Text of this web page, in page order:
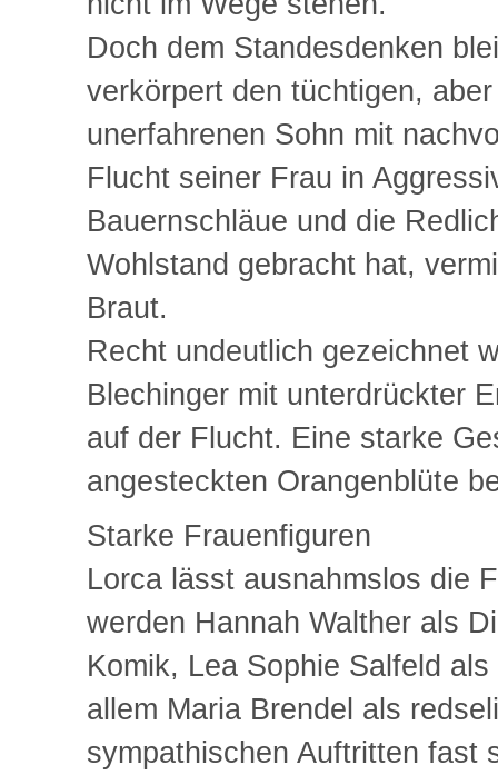
Doch dem Standesdenken
verkörpert den tüchtigen,
unerfahrenen Sohn mit
Flucht seiner Frau in
Bauernschläue und die
Wohlstand gebracht hat,
Braut.
Recht undeutlich gezeichnet
Blechinger mit unterdrückter
auf der Flucht. Eine starke
angesteckten Orangenblüte
Starke Frauenfiguren
Lorca lässt ausnahmslos die
werden Hannah Walther als
Komik, Lea Sophie Salfeld
allem Maria Brendel als
sympathischen Auftritten fast